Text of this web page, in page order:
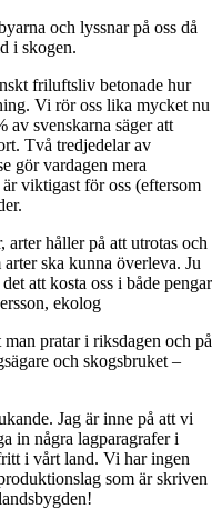
och lyssnar på oss då
i skogen.
friluftsliv betonade hur
Vi rör oss lika mycket nu
av svenskarna säger att
Två tredjedelar av
gör vardagen mera
viktigast för oss (eftersom
håller på att utrotas och
ska kunna överleva. Ju
att kosta oss i både pengar
ekolog
pratar i riksdagen och på
och skogsbruket –
Jag är inne på att vi
in några lagparagrafer i
i vårt land. Vi har ingen
som är skriven